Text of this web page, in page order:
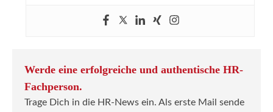
Werde eine erfolgreiche und authentische HR-
Fachperson.
Trage Dich in die HR-News ein. Als erste Mail sende